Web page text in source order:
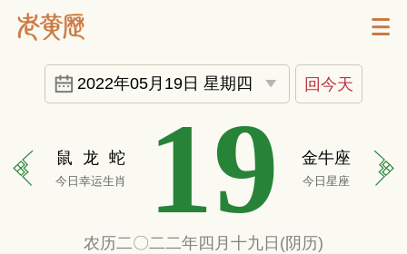
2022年05月19日 星期四 回今天
鼠 龙 蛇
今日幸运生肖 19 金牛座
今日星座
农历二〇二二年四月十九日(阴历)